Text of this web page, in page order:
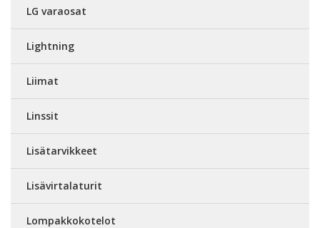
LG varaosat
Lightning
Liimat
Linssit
Lisätarvikkeet
Lisävirtalaturit
Lompakkokotelot